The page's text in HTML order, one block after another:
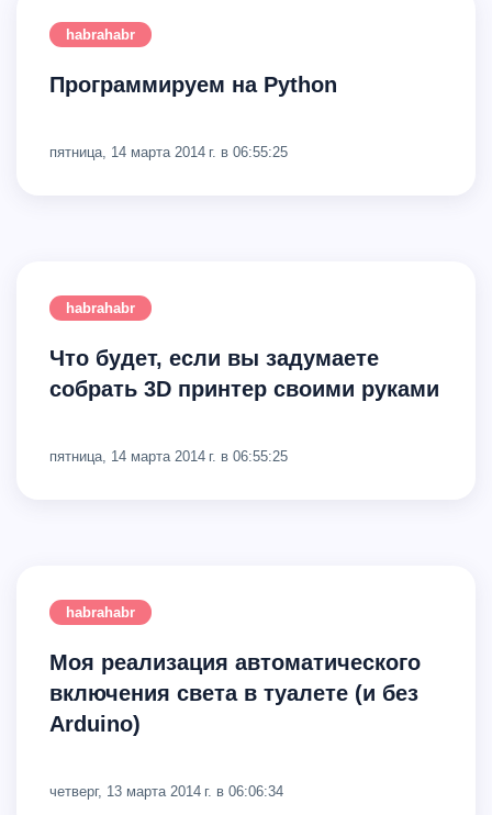
habrahabr
Программируем на Python
пятница, 14 марта 2014 г. в 06:55:25
habrahabr
Что будет, если вы задумаете
собрать 3D принтер своими руками
пятница, 14 марта 2014 г. в 06:55:25
habrahabr
Моя реализация автоматического
включения света в туалете (и без
Arduino)
четверг, 13 марта 2014 г. в 06:06:34